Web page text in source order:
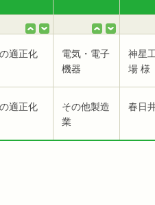
適正化
電気・電子
機器
神星
場 様
適正化
その他製造
業
春日